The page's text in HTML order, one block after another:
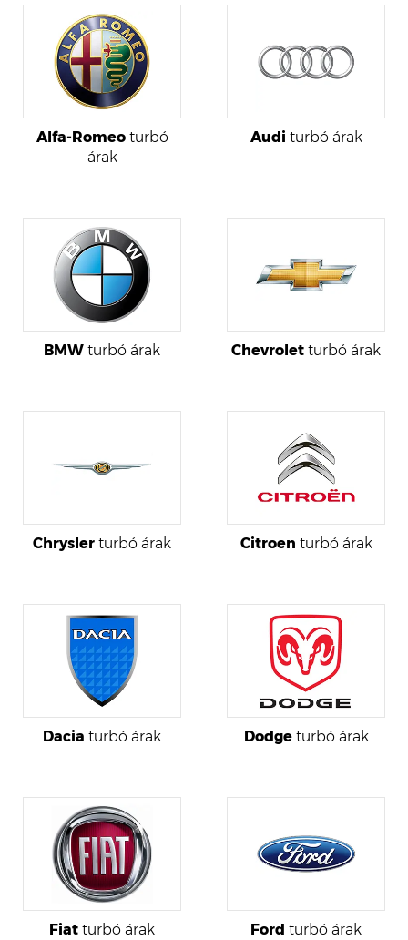
Alfa-Romeoturbó
árak
Audi turbó árak
BMW turbó árak Chevrolet turbó árak
Chrysler turbó árak Citroen turbó árak
Dacia turbó árak Dodgeturbó árak
Fiat turbó árak Ford turbó árak